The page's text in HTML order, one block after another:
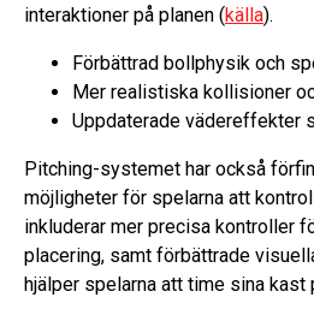
interaktioner på planen (källa).
Förbättrad bollphysik och
Mer realistiska kollisioner
Uppdaterade vädereffekter
Pitching-systemet har också
möjligheter för spelarna att
inkluderar mer precisa kontroller
placering, samt förbättrade
hjälper spelarna att time sina kast